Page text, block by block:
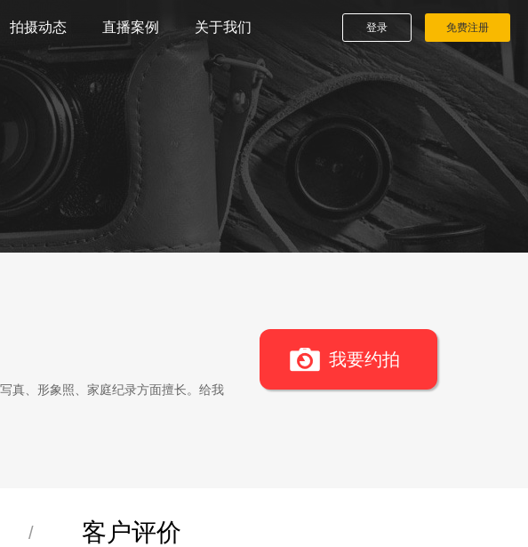
拍摄动态 直播案例 关于我们 登录 免费注册
真、形象照、家庭纪录方面擅长。给我
我要约拍
/ 客户评价